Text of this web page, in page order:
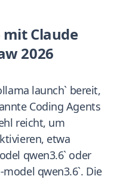
Claude
2026
launch` bereit,
Coding Agents
reicht, um
etwa
qwen3.6` oder
qwen3.6`. Die